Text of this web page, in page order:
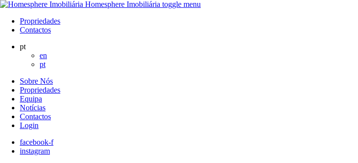
Homesphere Imobiliária toggle menu
Propriedades
Contactos
pt
en
pt
Sobre Nós
Propriedades
Equipa
Notícias
Contactos
Login
facebook-f
instagram